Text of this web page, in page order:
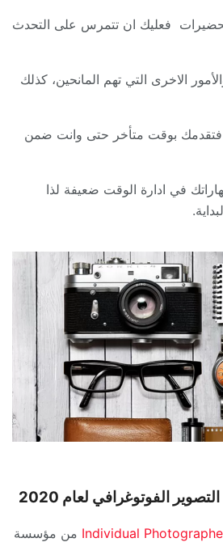
فعليك ان تتمرس على التحدث
الاخرى التي تهم المانحين، كذلك
فتقدمك بوقت متأخر حتى وانت ضمن
في ادارة الوقت ضعيفة لذا
الفوتوغرافي لعام 2020
Individual من مؤسسة